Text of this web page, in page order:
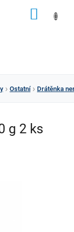
Ostatní Drátěnka
g 2 ks